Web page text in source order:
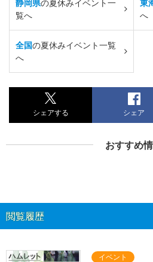
静岡県の夏休みイベント一
覧へ
東
へ
全国の夏休みイベント一覧
へ
シェアする シェア
おすすめ
閲覧履歴